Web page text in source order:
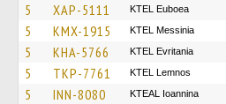
5 XAP-5111 ΚΤΕL Euboea
5 KMX-1915 KTEL Messinia
5 KHA-5766 ΚΤΕL Evritania
5 TKP-7761 KTEL Lemnos
5 INN-8080 KTEAL Ioannina